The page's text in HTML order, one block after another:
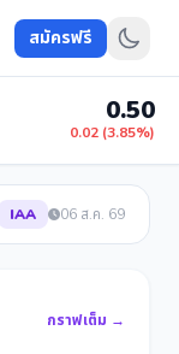
สมัครฟรี
0.50
0.02 (3.85%)
IAA 06 ส.ค. 69
กราฟเต็ม →